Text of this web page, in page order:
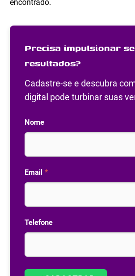
encontrado.
Precisa impulsionar
resultados?
Cadastre-se e descubra
digital pode turbinar suas
Nome
Email *
Telefone